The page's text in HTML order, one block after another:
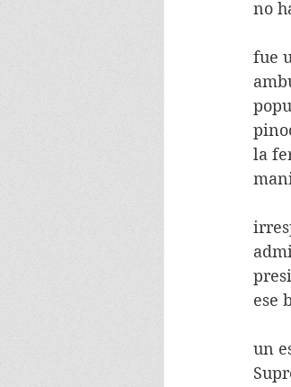
no
En
fue
la
ese
un